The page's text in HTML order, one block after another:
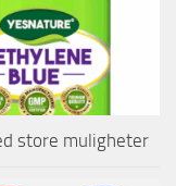
store muligheter